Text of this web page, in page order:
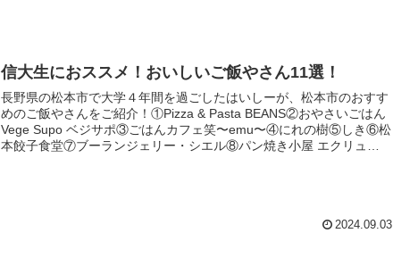
信大生におススメ！おいしいご飯やさん11選！
長野県の松本市で大学４年間を過ごしたはいしーが、松本市のおすす
めのご飯やさんをご紹介！①Pizza & Pasta BEANS②おやさいごはん
Vege Supo ベジサポ③ごはんカフェ笑〜emu〜④にれの樹⑤しき⑥松
本餃子食堂⑦ブーランジェリー・シエル⑧パン焼き小屋 エクリュ
2024.09.03